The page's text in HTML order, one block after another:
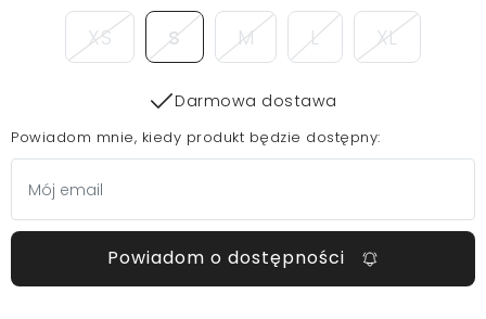
XS S M L XL
Darmowa dostawa
Powiadom mnie, kiedy produkt będzie dostępny:
Powiadom o dostępności